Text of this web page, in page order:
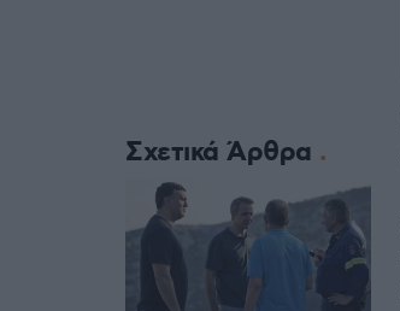
Σχετικά Άρθρα